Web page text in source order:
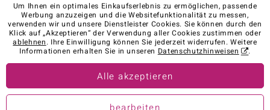
Karriere AGB Datenschutz Cookies
Impressum
Kontakt
Vertrag widerrufen
Visit our stores in other countries:
© Juwelo Deutschland GmbH (ein Tochterunternehmen der elumeo
Um Ihnen ein optimales Einkaufserlebnis zu ermöglichen, passende
Werbung anzuzeigen und die Websitefunktionalität zu messen,
verwenden wir und unsere Dienstleister Cookies. Sie können durch den
Klick auf „Akzeptieren“ der Verwendung aller Cookies zustimmen oder
ablehnen. Ihre Einwilligung können Sie jederzeit widerrufen. Weitere
Informationen erhalten Sie in unseren Datenschutzhinweisen .
Alle akzeptieren